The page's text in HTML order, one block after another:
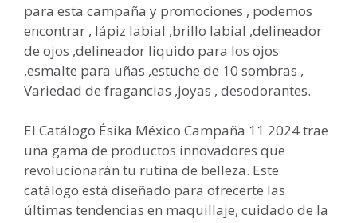
para esta campaña y promociones , podemos
encontrar , lápiz labial ,brillo labial ,delineador
de ojos ,delineador liquido para los ojos
,esmalte para uñas ,estuche de 10 sombras ,
Variedad de fragancias ,joyas , desodorantes.
El Catálogo Ésika México Campaña 11 2024 trae
una gama de productos innovadores que
revolucionarán tu rutina de belleza. Este
catálogo está diseñado para ofrecerte las
últimas tendencias en maquillaje, cuidado de la